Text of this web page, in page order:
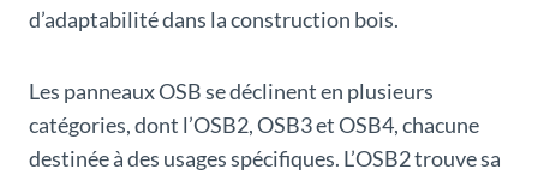
d’adaptabilité dans la construction bois.
Les panneaux OSB se déclinent en plusieurs
catégories, dont l’OSB2, OSB3 et OSB4, chacune
destinée à des usages spécifiques. L’OSB2 trouve sa